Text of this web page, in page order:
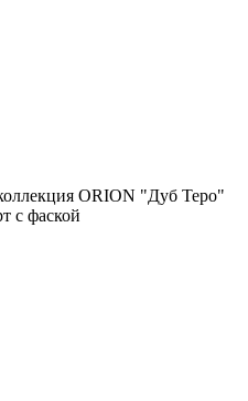
ORION "Дуб Теро"
с фаской